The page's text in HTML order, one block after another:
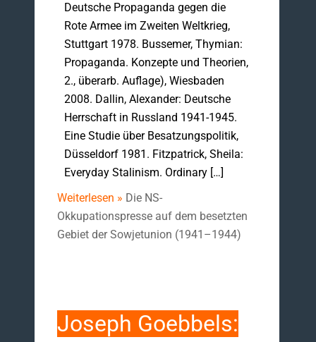
Deutsche Propaganda gegen die
Rote Armee im Zweiten Weltkrieg,
Stuttgart 1978. Bussemer, Thymian:
Propaganda. Konzepte und Theorien,
2., überarb. Auflage), Wiesbaden
2008. Dallin, Alexander: Deutsche
Herrschaft in Russland 1941-1945.
Eine Studie über Besatzungspolitik,
Düsseldorf 1981. Fitzpatrick, Sheila:
Everyday Stalinism. Ordinary […]
Weiterlesen » Die NS-
Okkupationspresse auf dem besetzten
Gebiet der Sowjetunion (1941–1944)
Joseph Goebbels: